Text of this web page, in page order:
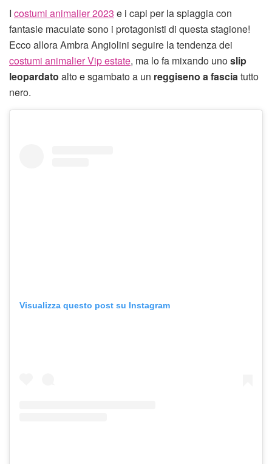
I costumi animalier 2023 e i capi per la spiaggia con
fantasie maculate sono i protagonisti di questa stagione!
Ecco allora Ambra Angiolini seguire la tendenza dei
costumi animalier Vip estate, ma lo fa mixando unoslip
leopardato alto e sgambato a un reggiseno a fasciatutto
nero.
Visualizza questo post su Instagram